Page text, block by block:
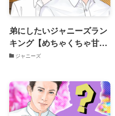
弟にしたいジャニーズラン
キング【めちゃくちゃ甘や
かす】
ジャニーズ